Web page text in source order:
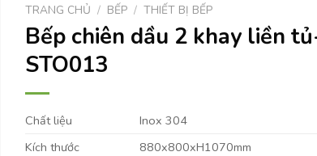
TRANG CHỦ / BẾP / THIẾT BỊ BẾP
Bếp chiên dầu 2 khay liền
STO013
Chất liệu
Inox 304
Kích thước
880x800xH1070mm